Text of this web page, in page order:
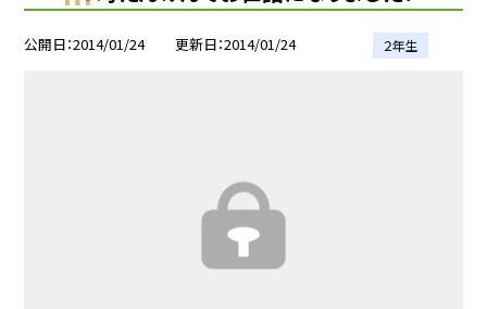
公開日 2014/01/24 更新日 2014/01/24 ２年生